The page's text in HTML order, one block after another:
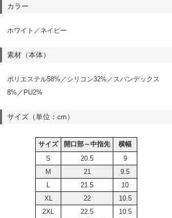
カラー
ホワイト／ネイビー
素材（本体）
ポリエステル58%／シリコン32%／スパンデックス
8%／PU2%
サイズ（単位：cm）
サイズ 開口部～中指先
横幅
S
20.5
9
M
21
9.5
L
21.5
10
XL
22
10.5
2XL
22.5 10.5